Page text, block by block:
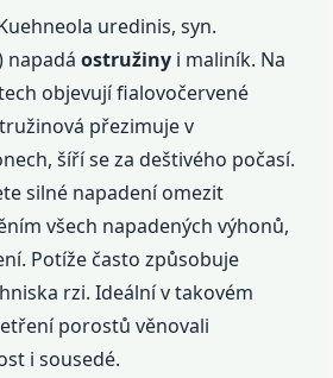
uredinis, syn.
napadáostružiny i maliník. Na
objevují fialovočervené
přezimuje v
šíří se za deštivého počasí.
silné napadení omezit
všech napadených výhonů,
Potíže často způsobuje
rzi. Ideální v takovém
porostů věnovali
i sousedé.